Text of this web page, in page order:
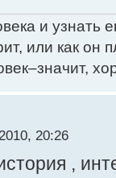
и узнать
или как он
20:26
,